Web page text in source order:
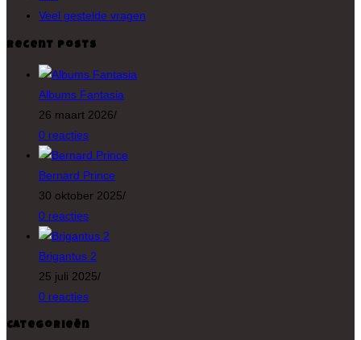
Veel gestelde vragen
Recent Posts
Albums Fantasia
26 maart 2026/
0 reacties
Bernard Prince
30 oktober 2025/
0 reacties
Brigantus 2
25 juli 2025/
0 reacties
Categorieën